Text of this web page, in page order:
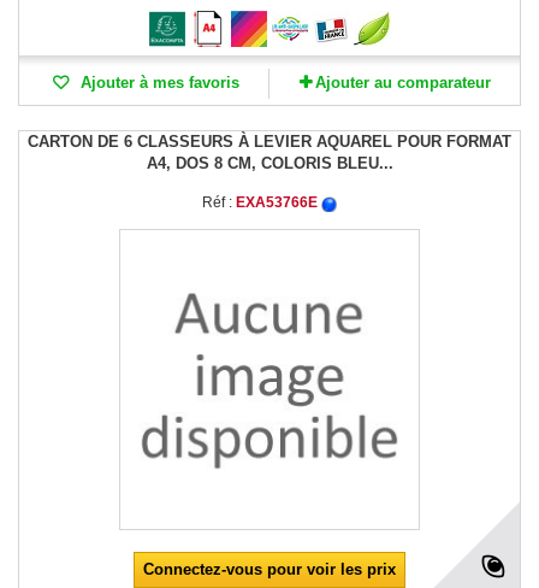
Ajouter à mes favoris Ajouter au comparateur
CARTON DE 6 CLASSEURS À LEVIER AQUAREL POUR FORMAT
A4, DOS 8 CM, COLORIS BLEU...
Réf : EXA53766E
Connectez-vous pour voir les prix